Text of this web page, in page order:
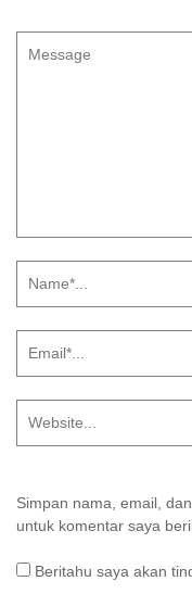
Simpan nama, email,
untuk komentar saya
Beritahu saya akan